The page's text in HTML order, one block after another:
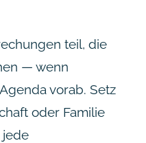
teil, die
— wenn
vorab. Setz
oder Familie
jede